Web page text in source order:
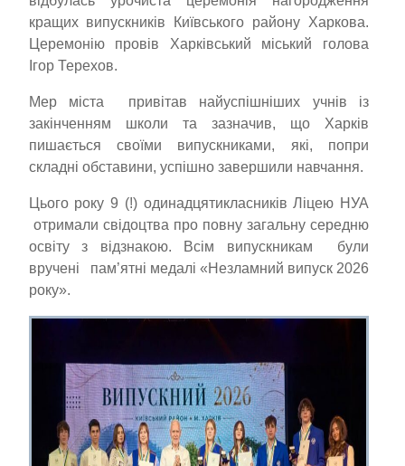
кращих випускників Київського району Харкова.
Церемонію провів Харківський міський голова
Ігор Терехов.
Мер міста привітав найуспішніших учнів із
закінченням школи та зазначив, що Харків
пишається своїми випускниками, які, попри
складні обставини, успішно завершили навчання.
Цього року 9 (!) одинадцятикласників Ліцею НУА
отримали свідоцтва про повну загальну середню
освіту з відзнакою. Всім випускникам були
вручені пам’ятні медалі «Незламний випуск 2026
року».